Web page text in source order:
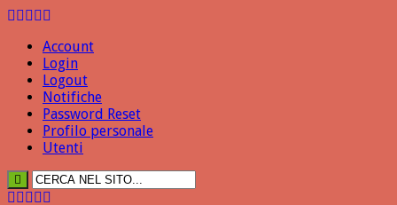
Account
Login
Logout
Notifiche
Password Reset
Profilo personale
Utenti